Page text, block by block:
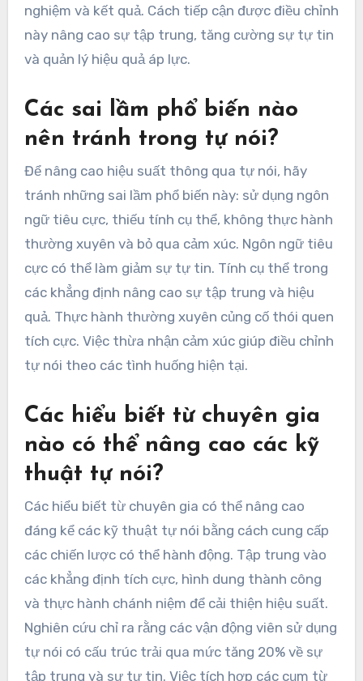
nghiệm và kết quả. Cách tiếp cận được điều chỉnh
này nâng cao sự tập trung, tăng cường sự tự tin
và quản lý hiệu quả áp lực.
Các sai lầm phổ biến nào
nên tránh trong tự nói?
Để nâng cao hiệu suất thông qua tự nói, hãy
tránh những sai lầm phổ biến này: sử dụng ngôn
ngữ tiêu cực, thiếu tính cụ thể, không thực hành
thường xuyên và bỏ qua cảm xúc. Ngôn ngữ tiêu
cực có thể làm giảm sự tự tin. Tính cụ thể trong
các khẳng định nâng cao sự tập trung và hiệu
quả. Thực hành thường xuyên củng cố thói quen
tích cực. Việc thừa nhận cảm xúc giúp điều chỉnh
tự nói theo các tình huống hiện tại.
Các hiểu biết từ chuyên gia
nào có thể nâng cao các kỹ
thuật tự nói?
Các hiểu biết từ chuyên gia có thể nâng cao
đáng kể các kỹ thuật tự nói bằng cách cung cấp
các chiến lược có thể hành động. Tập trung vào
các khẳng định tích cực, hình dung thành công
và thực hành chánh niệm để cải thiện hiệu suất.
Nghiên cứu chỉ ra rằng các vận động viên sử dụng
tự nói có cấu trúc trải qua mức tăng 20% về sự
tập trung và sự tự tin. Việc tích hợp các cụm từ